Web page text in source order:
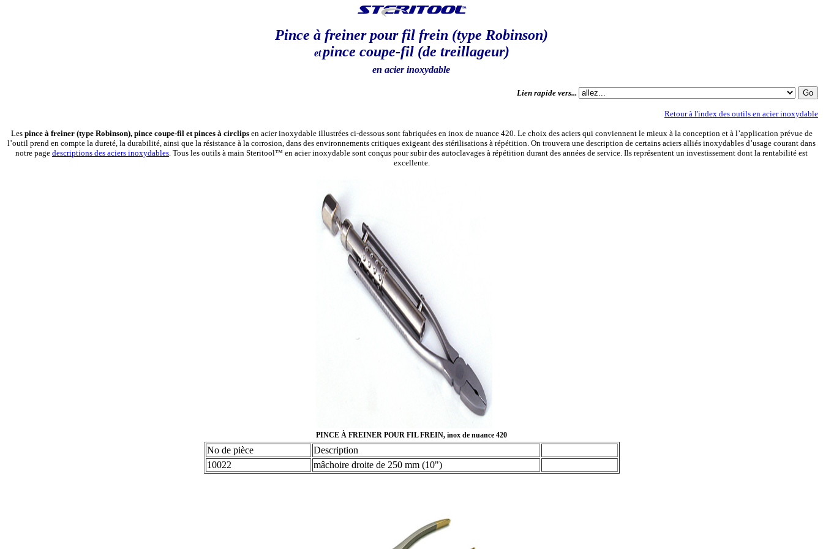
Pince à freiner pour fil frein (type Robinson)
et pince coupe-fil (de treillageur)
en acier inoxydable
Lien rapide vers...
Retour à l'index des outils en acier inoxydable
Les pince à freiner (type Robinson), pince coupe-fil et pinces à circlipsen acier inoxydable illustrées ci-dessous sont fabriquées en inox de nuance 420. Le choix des aciers qui conviennent le mieux à la conception et à l’application prévue de
l’outil prend en compte la dureté, la durabilité, ainsi que la résistance à la corrosion, dans des environnements critiques exigeant des stérilisations à répétition. On trouvera une description de certains aciers alliés inoxydables d’usage courant dans
notre page descriptions des aciers inoxydables. Tous les outils à main Steritool™ en acier inoxydable sont conçus pour subir des autoclavages à répétition durant des années de service. Ils représentent un investissement dont la rentabilité est
excellente.
PINCE À FREINER POUR FIL FREIN, inox de nuance 420
No de pièce
Description
10022
mâchoire droite de 250 mm (10")